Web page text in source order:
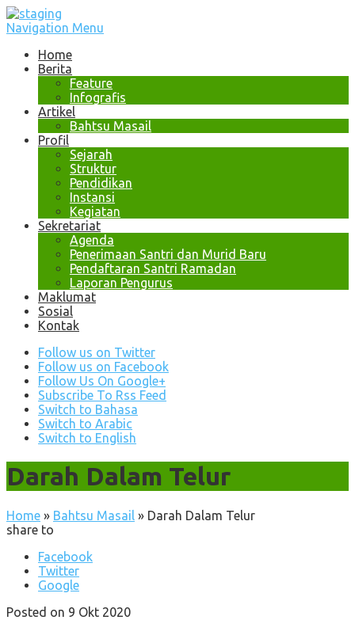
Navigation Menu
Home
Berita
Feature
Infografis
Artikel
Bahtsu Masail
Profil
Sejarah
Struktur
Pendidikan
Instansi
Kegiatan
Sekretariat
Agenda
Penerimaan Santri dan Murid Baru
Pendaftaran Santri Ramadan
Laporan Pengurus
Maklumat
Sosial
Kontak
Follow us on Twitter
Follow us on Facebook
Follow Us On Google+
Subscribe To Rss Feed
Switch to Bahasa
Switch to Arabic
Switch to English
Darah Dalam Telur
Home » Bahtsu Masail » Darah Dalam Telur
share to
Facebook
Twitter
Google
Posted on 9 Okt 2020